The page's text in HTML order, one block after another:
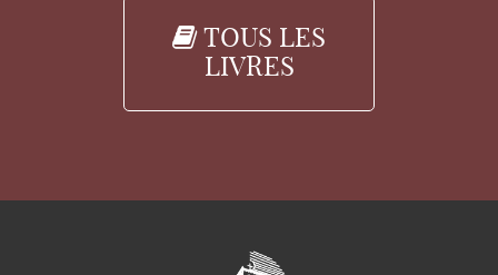
TOUS LES
LIVRES